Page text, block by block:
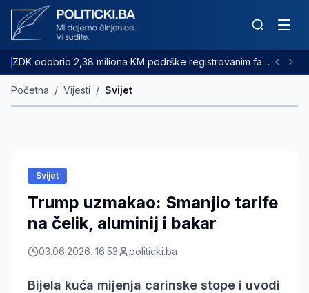
ZDK odobrio 2,38 miliona KM podrške registrovanim farmama goveda
Početna / Vijesti / Svijet
Svijet
Trump uzmakao: Smanjio tarife
na čelik, aluminij i bakar
03.06.2026. 16:53 politicki.ba
Bijela kuća mijenja carinske stope i uvodi